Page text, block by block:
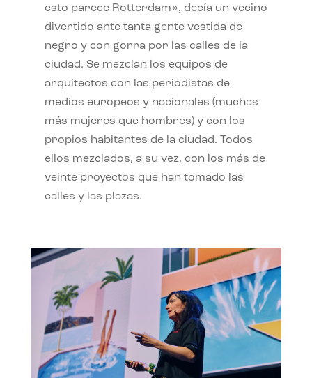
esto parece Rotterdam», decía un vecino
divertido ante tanta gente vestida de
negro y con gorra por las calles de la
ciudad. Se mezclan los equipos de
arquitectos con las periodistas de
medios europeos y nacionales (muchas
más mujeres que hombres) y con los
propios habitantes de la ciudad. Todos
ellos mezclados, a su vez, con los más de
veinte proyectos que han tomado las
calles y las plazas.